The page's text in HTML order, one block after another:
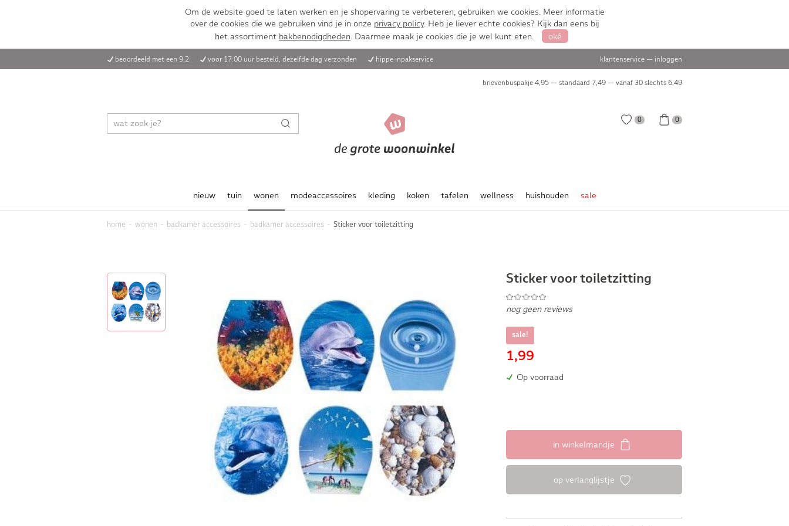
Om de website goed te laten werken en je shopervaring te verbeteren, gebruiken we cookies. Meer informatie
over de cookies die we gebruiken vind je in onze privacy policy. Heb je liever echte cookies? Kijk dan eens bij
het assortiment bakbenodigdheden. Daarmee maak je cookies die je wel kunt eten. oké
beoordeeld met een 9,2 voor 17:00 uur besteld, dezelfde dag verzonden hippe inpakservice klantenservice — inloggen
brievenbuspakje 4,95 — standaard 7,49 — vanaf 30 slechts 6,49
0 0
nieuw tuin wonen modeaccessoires kleding koken tafelen wellness huishouden sale
home wonen badkamer accessoires badkamer accessoires Sticker voor toiletzitting
Sticker voor toiletzitting
nog geen reviews
sale!
1,99
Op voorraad
in winkelmandje
op verlanglijstje